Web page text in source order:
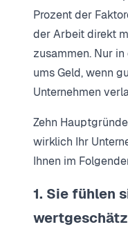
Prozent der
der Arbeit direkt
zusammen. Nur
ums Geld, wenn
Unternehmen
Zehn
wirklich Ihr
Ihnen im
1. Sie fühlen